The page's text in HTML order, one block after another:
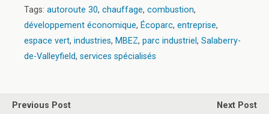
Tags: autoroute 30, chauffage, combustion,
développement économique, Écoparc, entreprise,
espace vert, industries, MBEZ, parc industriel , Salaberry-
de-Valleyfield, services spécialisés
Previous Post
Next Post